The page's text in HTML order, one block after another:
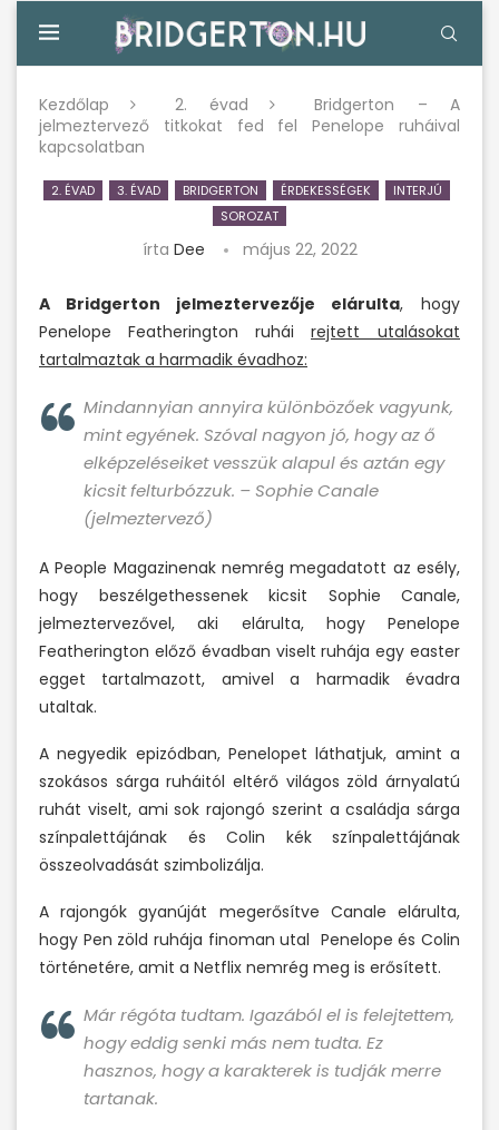
Kezdőlap 2. évad
Bridgerton – A
jelmeztervező titkokat fed fel Penelope ruháival
kapcsolatban
2. ÉVAD 3. ÉVAD BRIDGERTON ÉRDEKESSÉGEK
INTERJÚ
SOROZAT
írta Dee május 22, 2022
A Bridgerton jelmeztervezője elárulta, hogy
Penelope Featherington ruhái rejtett utalásokat
tartalmaztak a harmadik évadhoz:
Mindannyian annyira különbözőek vagyunk,
mint egyének. Szóval nagyon jó, hogy az ő
elképzeléseiket vesszük alapul és aztán egy
kicsit felturbózzuk. – Sophie Canale
(jelmeztervező)
A People Magazinenak nemrég megadatott az esély,
hogy beszélgethessenek kicsit Sophie Canale,
jelmeztervezővel, aki elárulta, hogy Penelope
Featherington előző évadban viselt ruhája egy easter
egget tartalmazott, amivel a harmadik évadra
utaltak.
A negyedik epizódban, Penelopet láthatjuk, amint a
szokásos sárga ruháitól eltérő világos zöld árnyalatú
ruhát viselt, ami sok rajongó szerint a családja sárga
színpalettájának és Colin kék színpalettájának
összeolvadását szimbolizálja.
A rajongók gyanúját megerősítve Canale elárulta,
hogy Pen zöld ruhája finoman utal Penelope és Colin
történetére, amit a Netflix nemrég meg is erősített.
Már régóta tudtam. Igazából el is felejtettem,
hogy eddig senki más nem tudta. Ez
hasznos, hogy a karakterek is tudják merre
tartanak.